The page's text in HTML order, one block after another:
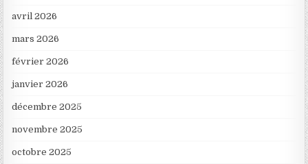
avril 2026
mars 2026
février 2026
janvier 2026
décembre 2025
novembre 2025
octobre 2025